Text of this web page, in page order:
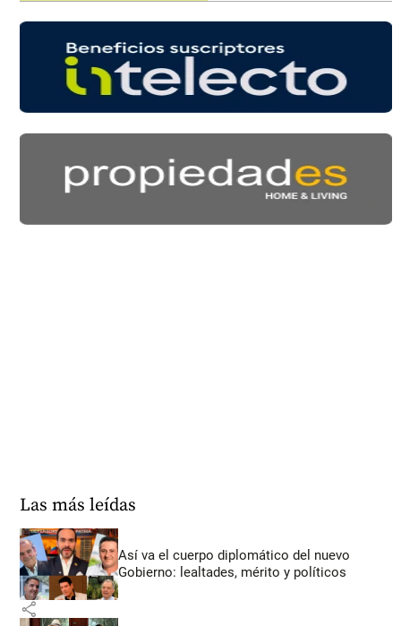
Las más leídas
Así va el cuerpo diplomático del nuevo
Gobierno: lealtades, mérito y políticos
share